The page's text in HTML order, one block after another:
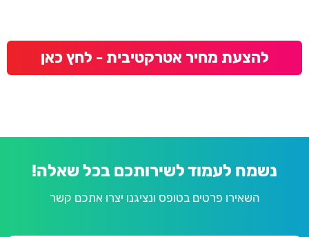
להצעת מחיר אטרקטיבית - לחץ כאן
נשמח לעמוד לשירותכם בכל שאלה!
השאירו פרטים בטופס ונציגנו יצרו אתכם קשר